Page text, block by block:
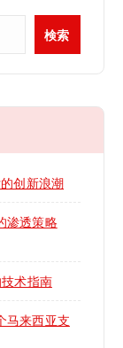
検索
创新浪潮
渗透策略
术指南
马来西亚支